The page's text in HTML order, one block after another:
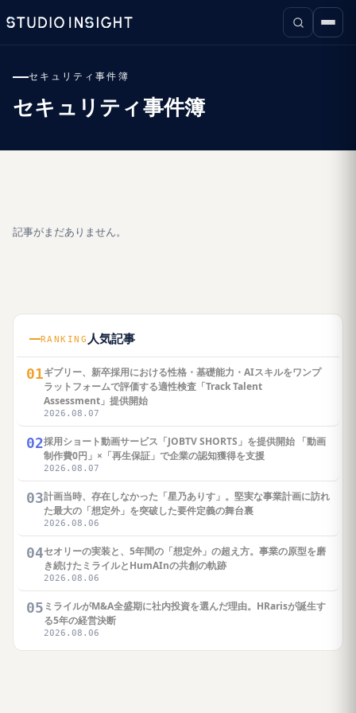
セキュリティ事件簿
セキュリティ事件簿
記事がまだありません。
RANKING 人気記事
01ギブリー、新卒採用における性格・基礎能力・AIスキルをワンプ
ラットフォームで評価する適性検査「Track Talent
Assessment」提供開始
2026.08.07
02採用ショート動画サービス「JOBTV SHORTS」を提供開始 「動画
制作費0円」×「再生保証」で企業の認知獲得を支援
2026.08.07
03計画当時、存在しなかった「星乃ありす」。堅実な事業計画に訪れ
た最大の「想定外」を突破した要件定義の舞台裏
2026.08.06
04セオリーの実装と、5年間の「想定外」の超え方。事業の原型を磨
き続けたミライルとHumAInの共創の軌跡
2026.08.06
05 ミライルがM&A全盛期に社内投資を選んだ理由。HRarisが誕生す
る5年の経営決断
2026.08.06